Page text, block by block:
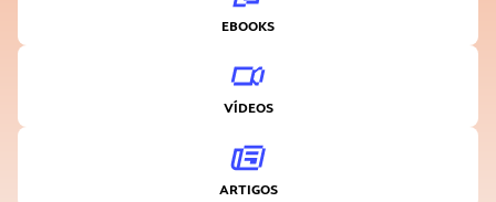
EBOOKS
VÍDEOS
ARTIGOS